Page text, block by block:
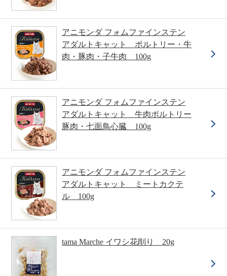
アニモンダ フォムファインステン
アダルトキャット ポルトリー・牛
肉・豚肉・子牛肉 100g
アニモンダ フォムファインステン
アダルトキャット 牛肉ポルトリー
豚肉・七面鳥心臓 100g
アニモンダ フォムファインステン
アダルトキャット ミートカクテ
ル 100g
tama Marche イワシ花削り 20g